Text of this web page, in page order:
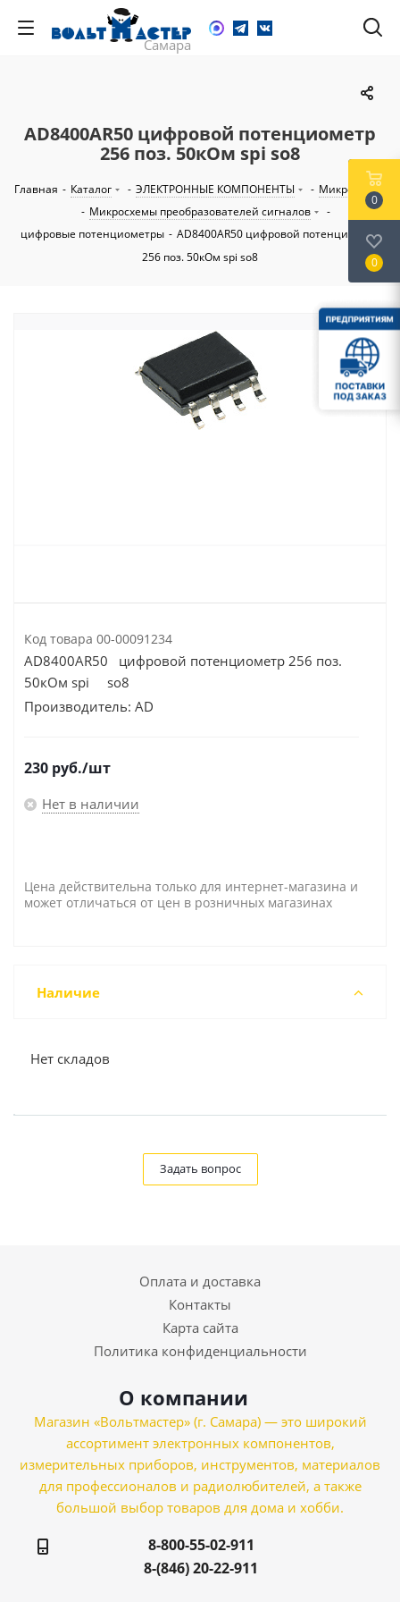
AD8400AR50 цифровой потенциометр
256 поз. 50кОм spi so8
Главная - Каталог - ЭЛЕКТРОННЫЕ КОМПОНЕНТЫ - Микросхемы
- Микросхемы преобразователей сигналов
-
цифровые потенциометры - AD8400AR50 цифровой потенциометр
256 поз. 50кОм spi so8
Код товара 00-00091234
AD8400AR50 цифровой потенциометр 256 поз.
50кОм spi so8
Производитель: AD
230 руб./шт
Нет в наличии
Цена действительна только для интернет-магазина и
может отличаться от цен в розничных магазинах
Наличие
Нет складов
Задать вопрос
Оплата и доставка
Контакты
Карта сайта
Политика конфиденциальности
О компании
Магазин «Вольтмастер» (г. Самара) — это широкий
ассортимент электронных компонентов,
измерительных приборов, инструментов, материалов
для профессионалов и радиолюбителей, а также
большой выбор товаров для дома и хобби.
8-800-55-02-911
8-(846) 20-22-911
0
0